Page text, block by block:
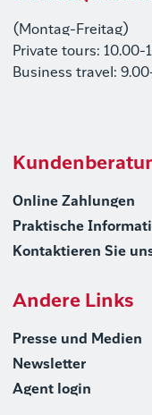
(Montag-Freitag)
Private tours: 10.00-
Business travel:
Online Zahlungen
Praktische
Kontaktieren Sie
Andere Links
Presse und Medien
Newsletter
Agent login